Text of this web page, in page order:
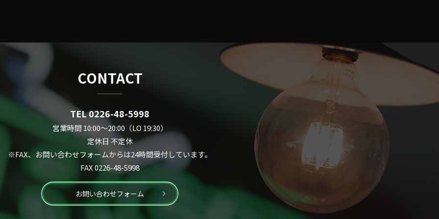
CONTACT
TEL 0226-48-5998
営業時間 10:00～20:00（LO 19:30）
定休日 不定休
※FAX、お問い合わせフォームからは24時間受付しています。
FAX 0226-48-5998
お問い合わせフォーム